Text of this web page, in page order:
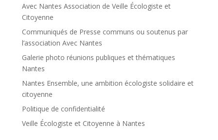
Avec Nantes Association de Veille Écologiste et
Citoyenne
Communiqués de Presse communs ou soutenus par
l’association Avec Nantes
Galerie photo réunions publiques et thématiques
Nantes
Nantes Ensemble, une ambition écologiste solidaire et
citoyenne
Politique de confidentialité
Veille Écologiste et Citoyenne à Nantes